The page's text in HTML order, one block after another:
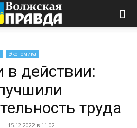
Экономика
в действии:
труда
- 15.12.2022 в 11:02